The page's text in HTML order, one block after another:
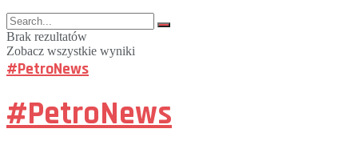
Brak rezultatów
Zobacz wszystkie wyniki
#PetroNews
#PetroNews